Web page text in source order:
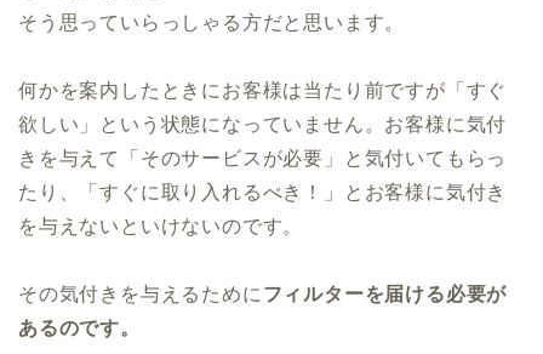
そう思っていらっしゃる方だと思います。
何かを案内したときにお客様は当たり前ですが「すぐ
欲しい」という状態になっていません。お客様に気付
きを与えて「そのサービスが必要」と気付いてもらっ
たり、「すぐに取り入れるべき！」とお客様に気付き
を与えないといけないのです。
その気付きを与えるために フィルターを届ける必要が
あるのです。